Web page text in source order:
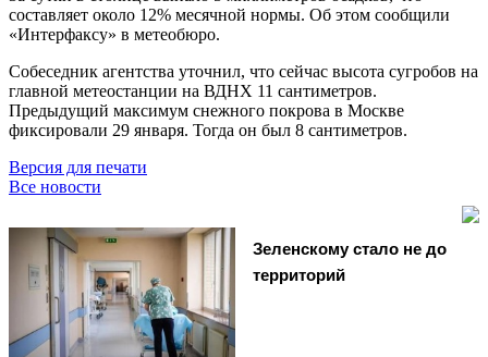
составляет около 12% месячной нормы. Об этом сообщили
«Интерфаксу» в метеобюро.
Собеседник агентства уточнил, что сейчас высота сугробов на
главной метеостанции на ВДНХ 11 сантиметров.
Предыдущий максимум снежного покрова в Москве
фиксировали 29 января. Тогда он был 8 сантиметров.
Версия для печати
Все новости
Зеленскому стало не до
территорий